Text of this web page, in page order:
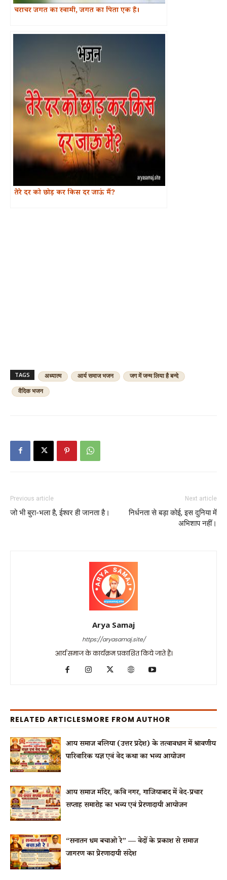
चराचर जगत का स्वामी, जगत का पिता एक है।
तेरे दर को छोड़ कर किस दर जाऊं मैं?
TAGS अध्यात्म आर्य समाज भजन
जग में जन्म लिया है बन्दे
वैदिक भजन
Previous article
जो भी बुरा-भला है, ईश्वर ही जानता है।
Next article
निर्धनता से बड़ा कोई, इस दुनिया में
अभिशाप नहीं।
Arya Samaj
https://aryasamaj.site/
आर्य समाज के कार्यक्रम प्रकाशित किये जाते हैं।
RELATED ARTICLESMORE FROM AUTHOR
आर्य समाज बलिया (उत्तर प्रदेश) के तत्वावधान में श्रावणीय
पारिवारिक यज्ञ एवं वेद कथा का भव्य आयोजन
आर्य समाज मंदिर, कवि नगर, गाजियाबाद में वेद-प्रचार
सप्ताह समारोह का भव्य एवं प्रेरणादायी आयोजन
“सनातन धर्म बचाओ रे” — वेदों के प्रकाश से समाज
जागरण का प्रेरणादायी संदेश